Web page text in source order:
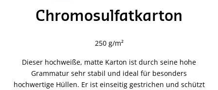
Chromosulfatkarton
250 g/m²
Dieser hochweiße, matte Karton ist durch seine hohe
Grammatur sehr stabil und ideal für besonders
hochwertige Hüllen. Er ist einseitig gestrichen und schützt